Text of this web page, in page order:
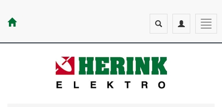
Toggle
navigation
Toggle
search